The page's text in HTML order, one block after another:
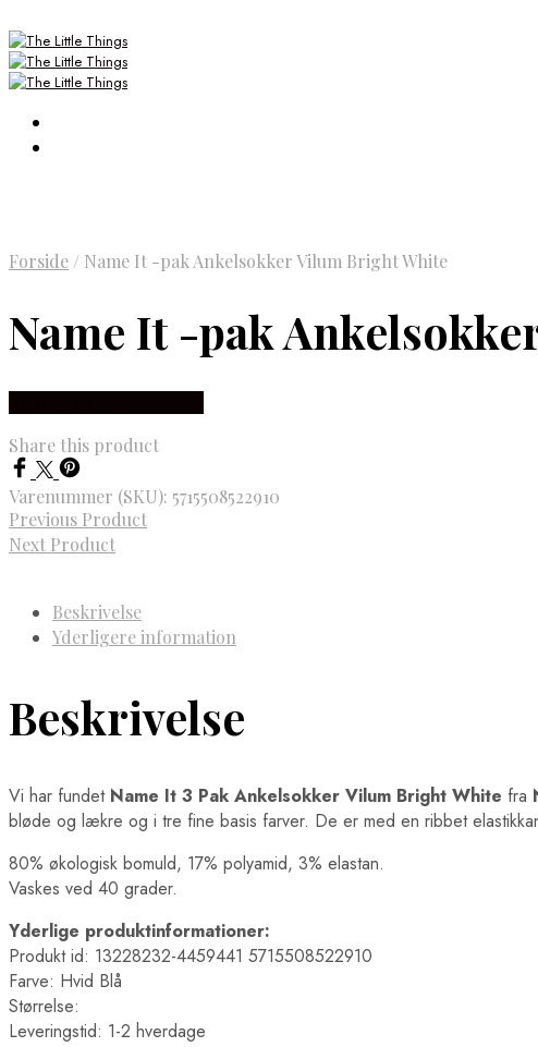
Forside / Name It -pak Ankelsokker Vilum Bright White
Name It -pak
Share this product
Varenummer (SKU): 5715508522910
Previous Product
Next Product
Beskrivelse
Yderligere information
Beskrivelse
Vi har fundet Name It 3 Pak Ankelsokker Vilum Bright White fra
bløde og lækre og i tre fine basis farver. De er med en ribbet
80% økologisk bomuld, 17% polyamid, 3% elastan.
Vaskes ved 40 grader.
Yderlige produktinformationer:
Produkt id: 13228232-4459441 5715508522910
Farve: Hvid Blå
Størrelse:
Leveringstid: 1-2 hverdage